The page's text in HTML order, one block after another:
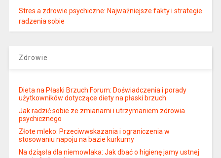
Stres a zdrowie psychiczne: Najważniejsze fakty i strategie
radzenia sobie
Zdrowie
Dieta na Płaski Brzuch Forum: Doświadczenia i porady
użytkowników dotyczące diety na płaski brzuch
Jak radzić sobie ze zmianami i utrzymaniem zdrowia
psychicznego
Złote mleko: Przeciwwskazania i ograniczenia w
stosowaniu napoju na bazie kurkumy
Na dziąsła dla niemowlaka: Jak dbać o higienę jamy ustnej